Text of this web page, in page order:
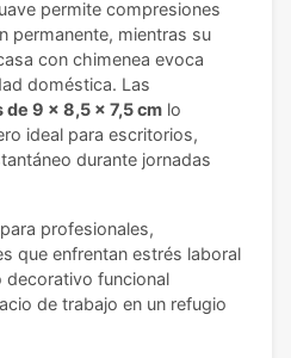
permite compresiones
permanente, mientras su
con chimenea evoca
doméstica. Las
9 x 8,5 x 7,5 cm lo
ideal para escritorios,
durante jornadas
profesionales,
que enfrentan estrés laboral
decorativo funcional
de trabajo en un refugio